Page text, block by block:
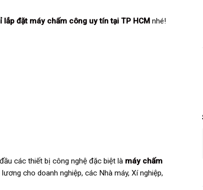
lắp đặt máy chấm công uy tín tại TP HCM nhé!
các thiết bị công nghệ đặc biệt là máy chấm
cho doanh nghiệp, các Nhà máy, Xí nghiệp,